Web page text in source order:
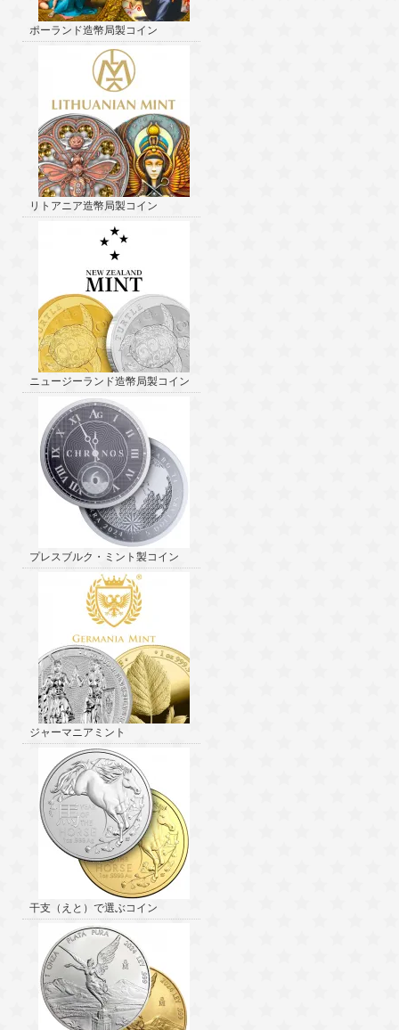
ポーランド造幣局製コイン
リトアニア造幣局製コイン
ニュージーランド造幣局製コイン
プレスブルク・ミント製コイン
ジャーマニアミント
干支（えと）で選ぶコイン